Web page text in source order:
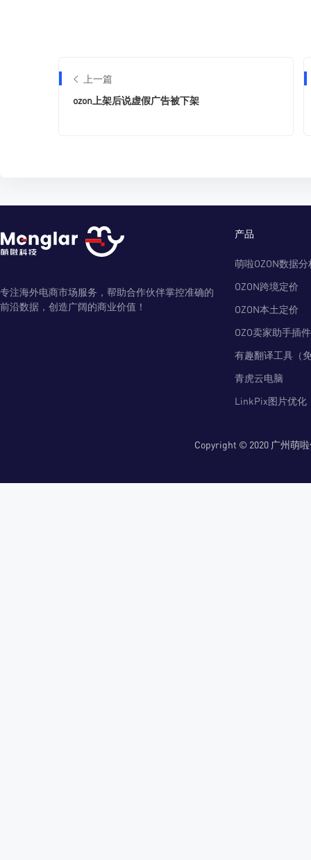
上一篇
ozon上架后说虚假广告被下架
专注海外电商市场服务，帮助合作伙伴掌控准确的
前沿数据，创造广阔的商业价值！
产品
萌啦OZON数据分
OZON跨境定价
OZON本土定价
OZO卖家助手插件
有趣翻译工具（
青虎云电脑
LinkPix图片优化
Copyright © 2020 广州萌